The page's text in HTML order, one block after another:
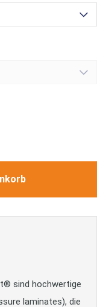
sind hochwertige
laminates), die